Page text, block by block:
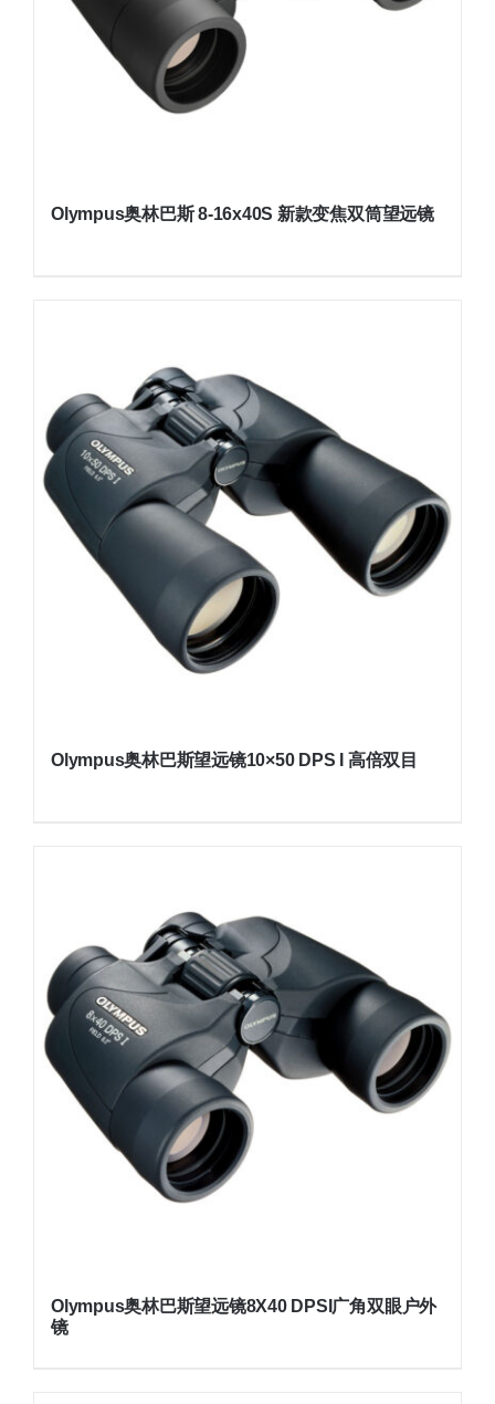
Olympus奥林巴斯 8-16x40S 新款变焦双筒望远镜
Olympus奥林巴斯望远镜10×50 DPS I 高倍双目
Olympus奥林巴斯望远镜8X40 DPSI广角双眼户外
镜